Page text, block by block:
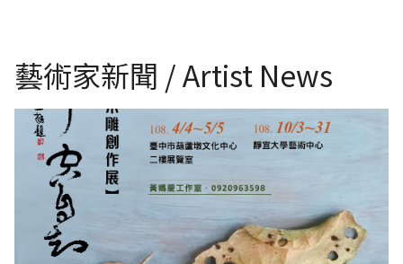
藝術家新聞 / Artist News
《勝事空自知》contentment in solitude黃媽慶木雕創作展